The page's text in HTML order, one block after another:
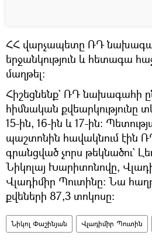
ՀՀ վարչապետը ՌԴ
երջանկություն և հետագա
մաղթել։
Հիշեցնենք` ՌԴ նախագահի
հիմնական քվեարկությունը
15-ին, 16-ին և 17-ին:
պաշտոնին հավակնում էին
գրանցված չորս թեկնածու`
Նիկոլայ Խարիտոնովը,
Վլադիմիր Պուտինը: Նա
քվեների 87,3 տոկոսը։
Նիկոլ Փաշինյան Վլադիմիր Պուտին